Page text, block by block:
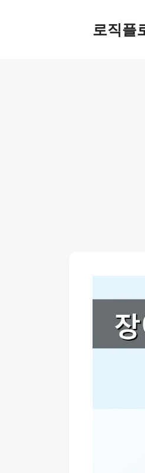
로직플